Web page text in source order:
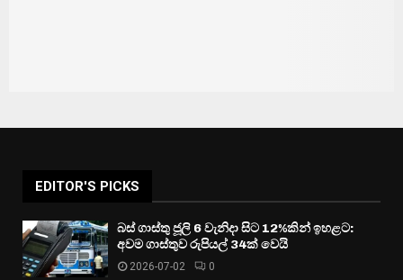
EDITOR'S PICKS
බස් ගාස්තු ජූලි 6 වැනිදා සිට 12%කින් ඉහළට:
අවම ගාස්තුව රුපියල් 34ක් වෙයි
2026-07-02 0